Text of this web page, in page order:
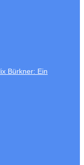
Bürkner: Ein